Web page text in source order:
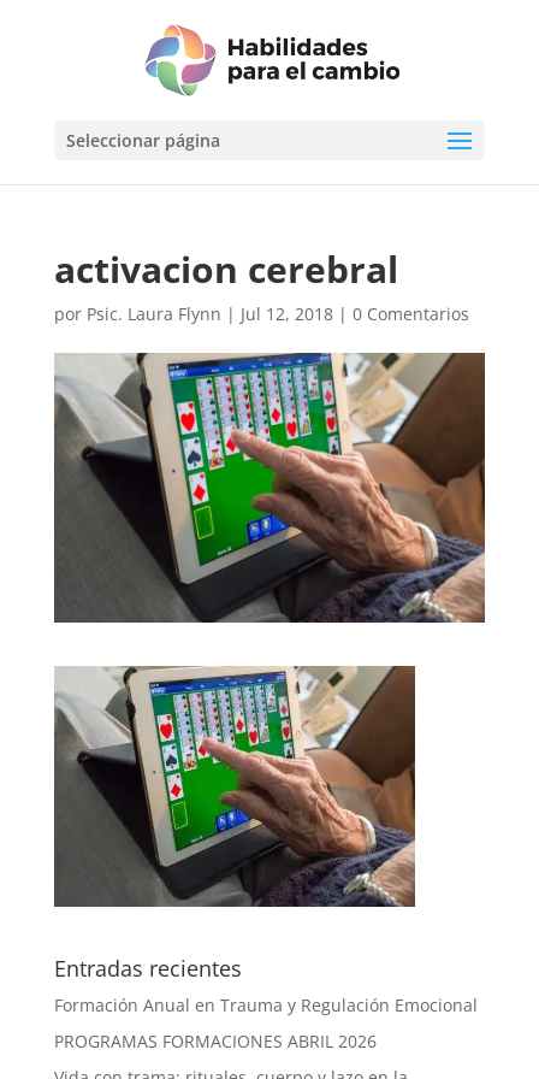
Seleccionar página
activacion cerebral
por Psic. Laura Flynn | Jul 12, 2018| 0 Comentarios
Entradas recientes
Formación Anual en Trauma y Regulación Emocional
PROGRAMAS FORMACIONES ABRIL 2026